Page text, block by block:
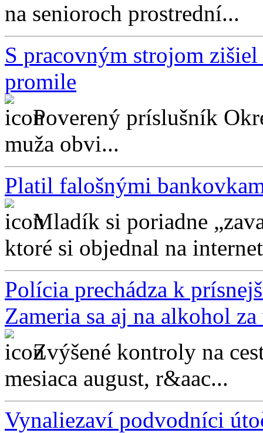
na senioroch prostrední...
S pracovným strojom
promile
Poverený príslušník
muža obvi...
Platil falošnými
Mladík si poriadne
ktoré si objednal na
Polícia prechádza k
Zameria sa aj na alkohol
Zvýšené kontroly na
mesiaca august, r&aac...
Vynaliezaví podvodníci